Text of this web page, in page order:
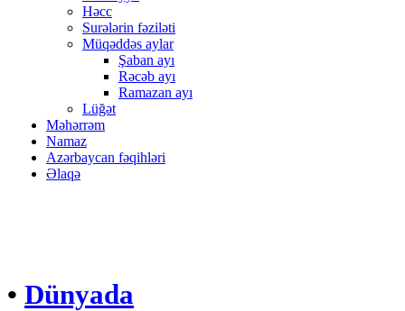
Həcc
Surələrin fəziləti
Müqəddəs aylar
Şaban ayı
Rəcəb ayı
Ramazan ayı
Lüğət
Məhərrəm
Namaz
Azərbaycan fəqihləri
Əlaqə
• Dünyada